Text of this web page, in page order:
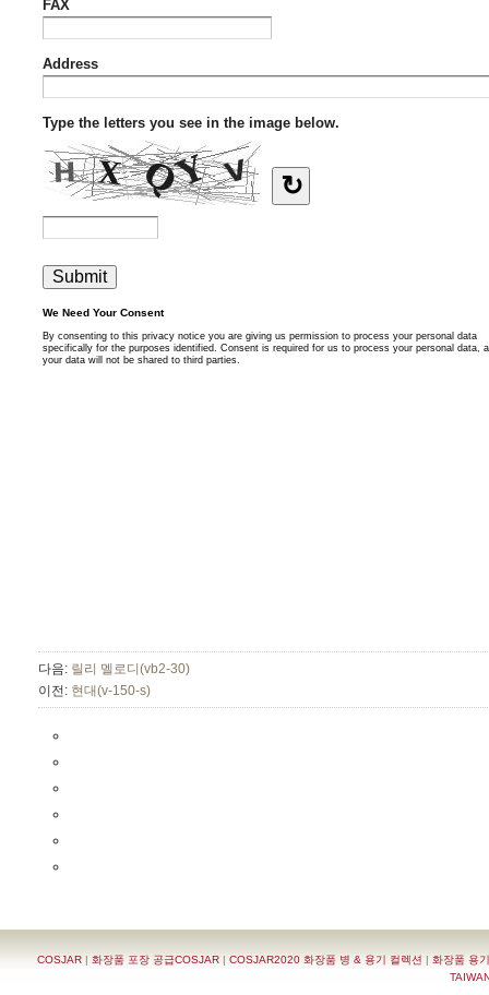
다음: 릴리 멜로디(vb2-30)
이전: 현대(v-150-s)
COSJAR | 화장품 포장 공급COSJAR | COSJAR2020 화장품 병 & 용기 컬렉션 | 화장품 용